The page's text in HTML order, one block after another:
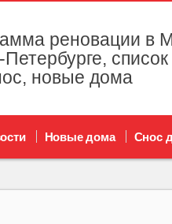
реновации в
новые дома
Новые дома Снос